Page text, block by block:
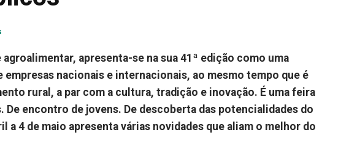
apresenta-se na sua 41ª edição como uma
nacionais e internacionais, ao mesmo tempo que é
rural, a par com a cultura, tradição e inovação. É uma feira
De encontro de jovens. De descoberta das potencialidades do
a 4 de maio apresenta várias novidades que aliam o melhor do